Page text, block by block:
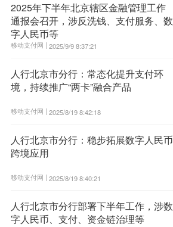
2025年下半年北京辖区金融管理工作
通报会召开，涉反洗钱、支付服务、数
字人民币等
移动支付网 | 2025/9/9 8:37:21
人行北京市分行：常态化提升支付环
境，持续推广“两卡”融合产品
移动支付网 | 2025/8/19 8:42:18
人行北京市分行：稳步拓展数字人民币
跨境应用
移动支付网 | 2025/8/19 8:40:21
人行北京市分行部署下半年工作，涉数
字人民币、支付、资金链治理等